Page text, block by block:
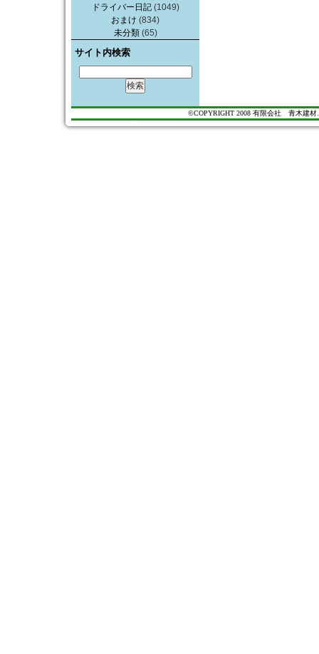
ドライバー日記(1049)
おまけ (834)
未分類(65)
サイト内検索
©COPYRIGHT 2008 有限会社 青木建材.